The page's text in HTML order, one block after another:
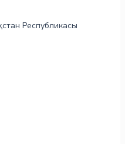
Республикасы